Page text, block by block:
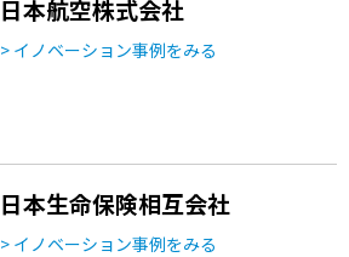
日本航空株式会社
> イノベーション事例をみる
日本生命保険相互会社
> イノベーション事例をみる